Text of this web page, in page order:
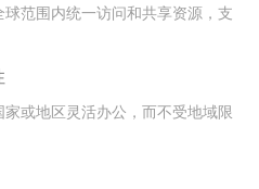
球范围内统一访问和共享资源，支
或地区灵活办公，而不受地域限